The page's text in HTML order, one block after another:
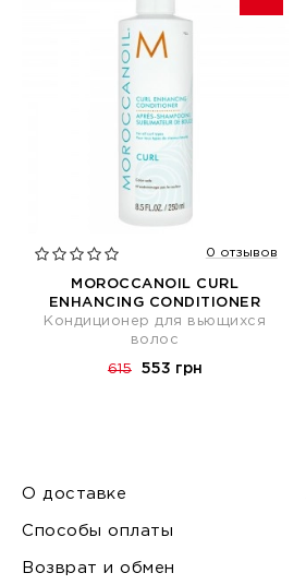
0 отзывов
MOROCCANOIL CURL
ENHANCING CONDITIONER
Кондиционер для вьющихся
волос
615 553 грн
О доставке
Способы оплаты
Возврат и обмен